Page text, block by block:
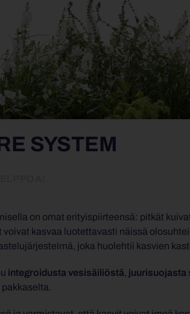
SYSTEM
on omat erityispiirteensä: pitkät
voivat kasvaa luotettavasti näissä
joka huolehtii kasvien
integroidusta vesisäiliöstä, juurisuojasta